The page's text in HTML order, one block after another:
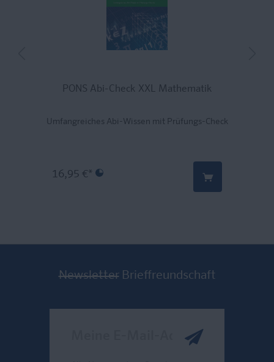
PONS Abi-Check XXL Mathematik
Umfangreiches Abi-Wissen mit Prüfungs-Check
16,95 €*
Newsletter Brieffreundschaft